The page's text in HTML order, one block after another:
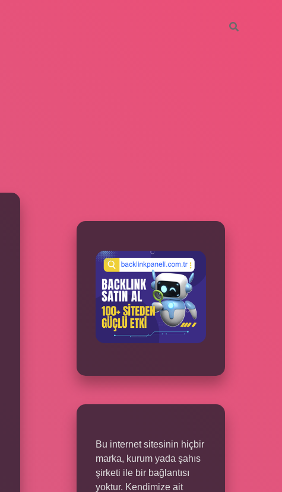
Bu internet sitesinin hiçbir
marka, kurum yada şahıs
şirketi ile bir bağlantısı
yoktur. Kendimize ait